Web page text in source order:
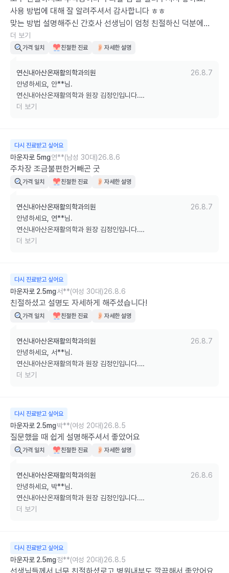
주의사항까지 충분히 이해하실 수 있도록 자세히 설명드리는 것을 중요
하게 생각하고 있습니다.
마운자로뿐만 아니라 통증이나 다른 건강 문제로도 언제든 편하게 찾아
주시면 믿고 맡기실 수 있는 진료로 보답하겠습니다.
감사합니다.
사용 방법에 대해 잘 알려주셔서 감사합니다 ㅎㅎ
맞는 방법 설명해주신 간호사 선생님이 엄청 친절하신 덕분에
긴장이 많이 완화되어 좋았어요. 또 방문할게요 감사합니다~
더 보기
가격 일치 친절한 진료 자세한 설명
연신내아산온재활의학과의원
26.8.7
안녕하세요, 안**님.
연신내아산온재활의학과 원장 김정인입니다.
는 것을 중요하게 생각하고 있습니다.
다음 내원 때에도 편안한 마음으로 진료받으실 수 있도록 항상 친절하고
감사합니다.
더 보기
다시 진료받고 싶어요
마운자로 5mg연**(남성 30대)26.8.6
주차장 조금불편한거빼곤 굿
가격 일치 친절한 진료 자세한 설명
연신내아산온재활의학과의원
26.8.7
안녕하세요, 연**님.
연신내아산온재활의학과 원장 김정인입니다.
건물 구조상 다소 익숙하지 않을 수 있지만, 보다 편하게 이용하실 수 있
도록 안내에도 더욱 신경 쓰겠습니다.
감사합니다.
더 보기
다시 진료받고 싶어요
마운자로 2.5mg서**(여성 30대)26.8.6
친절하셨고 설명도 자세하게 해주셨습니다!
가격 일치 친절한 진료 자세한 설명
연신내아산온재활의학과의원
26.8.7
안녕하세요, 서**님.
연신내아산온재활의학과 원장 김정인입니다.
감사합니다.
더 보기
다시 진료받고 싶어요
마운자로 2.5mg박**(여성 20대)26.8.5
질문했을 때 쉽게 설명해주셔서 좋았어요
가격 일치 친절한 진료 자세한 설명
연신내아산온재활의학과의원
26.8.6
안녕하세요, 박**님.
연신내아산온재활의학과 원장 김정인입니다.
명으로 안심하고 진료받으실 수 있도록 항상 최선을 다하겠습니다.
더 보기
다시 진료받고 싶어요
마운자로 2.5mg정**(여성 20대)26.8.5